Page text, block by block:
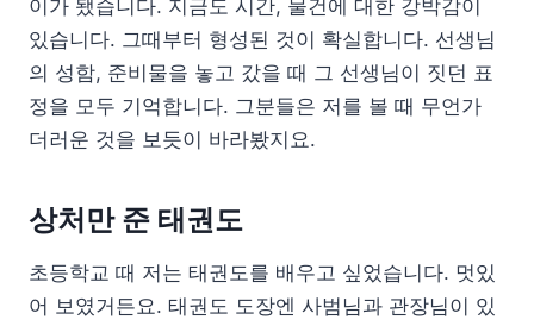
이가 됐습니다. 지금도 시간, 물건에 대한 강박감이
있습니다. 그때부터 형성된 것이 확실합니다. 선생님
의 성함, 준비물을 놓고 갔을 때 그 선생님이 짓던 표
정을 모두 기억합니다. 그분들은 저를 볼 때 무언가
더러운 것을 보듯이 바라봤지요.
상처만 준 태권도
초등학교 때 저는 태권도를 배우고 싶었습니다. 멋있
어 보였거든요. 태권도 도장엔 사범님과 관장님이 있